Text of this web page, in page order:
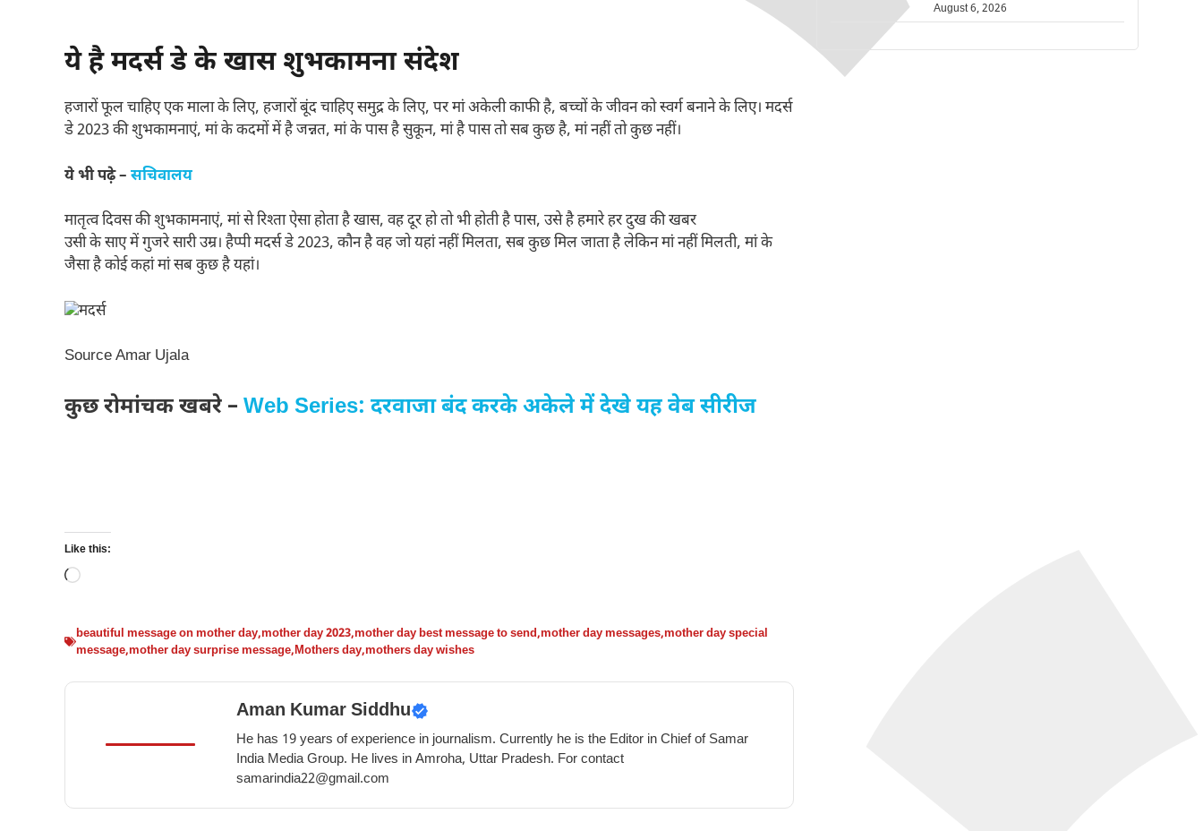
ये है मदर्स डे के खास शुभकामना संदेश
हजारों फूल चाहिए एक माला के लिए, हजारों बूंद चाहिए समुद्र के लिए, पर मां अकेली काफी है, बच्चों के जीवन को स्वर्ग बनाने के लिए। मदर्स
डे 2023 की शुभकामनाएं, मां के कदमों में है जन्नत, मां के पास है सुकून, मां है पास तो सब कुछ है, मां नहीं तो कुछ नहीं।
ये भी पढ़े – सचिवालय
मातृत्व दिवस की शुभकामनाएं, मां से रिश्ता ऐसा होता है खास, वह दूर हो तो भी होती है पास, उसे है हमारे हर दुख की खबर
उसी के साए में गुजरे सारी उम्र। हैप्पी मदर्स डे 2023, कौन है वह जो यहां नहीं मिलता, सब कुछ मिल जाता है लेकिन मां नहीं मिलती, मां के
जैसा है कोई कहां मां सब कुछ है यहां।
Source Amar Ujala
कुछ रोमांचक खबरे – Web Series: दरवाजा बंद करके अकेले में देखे यह वेब सीरीज
Like this:
Loading…
beautiful message on mother day,mother day 2023,mother day best message to send,mother day messages,mother day special
message,mother day surprise message,Mothers day,mothers day wishes
Aman Kumar Siddhu
He has 19 years of experience in journalism. Currently he is the Editor in Chief of Samar
India Media Group. He lives in Amroha, Uttar Pradesh. For contact
samarindia22@gmail.com
August 6, 2026